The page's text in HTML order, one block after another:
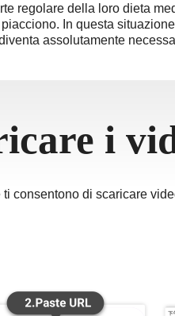
regolare della loro dieta
In questa
assolutamente
i
consentono di scaricare